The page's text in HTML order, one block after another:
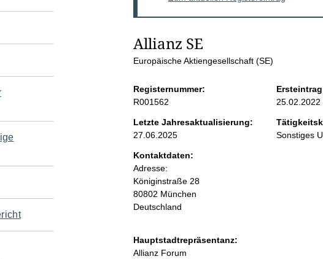
e
n
i
n
h
a
l
Allianz SE
Europäische Aktiengesellschaft (SE)
Registernummer:
R001562
25.02.2022
Letzte Jahresaktualisierung:
27.06.2025
Sonstiges
Kontaktdaten:
Adresse:
Königinstraße 28
80802 München
Deutschland
Hauptstadtrepräsentanz:
A
Allianz Forum